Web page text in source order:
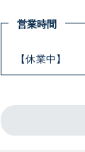
営業時間
【休業中】